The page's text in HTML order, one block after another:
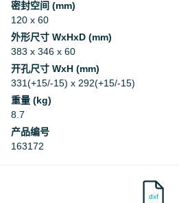
密封空间 (mm)
120 x 60
外形尺寸 WxHxD (mm)
383 x 346 x 60
开孔尺寸 WxH (mm)
331(+15/-15) x 292(+15/-15)
重量 (kg)
8.7
产品编号
163172
dxf